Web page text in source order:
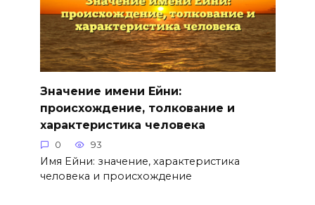
Значение имени Ейни:
происхождение, толкование и
характеристика человека
0 93
Имя Ейни: значение, характеристика
человека и происхождение